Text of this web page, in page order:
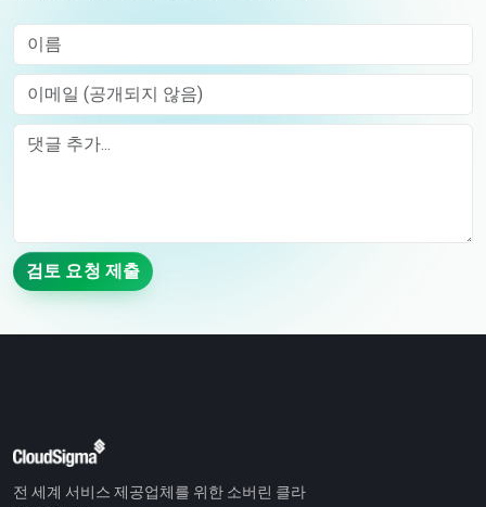
이름
이메일 (공개되지 않음)
Comment
검토 요청 제출
전 세계 서비스 제공업체를 위한 소버린 클라